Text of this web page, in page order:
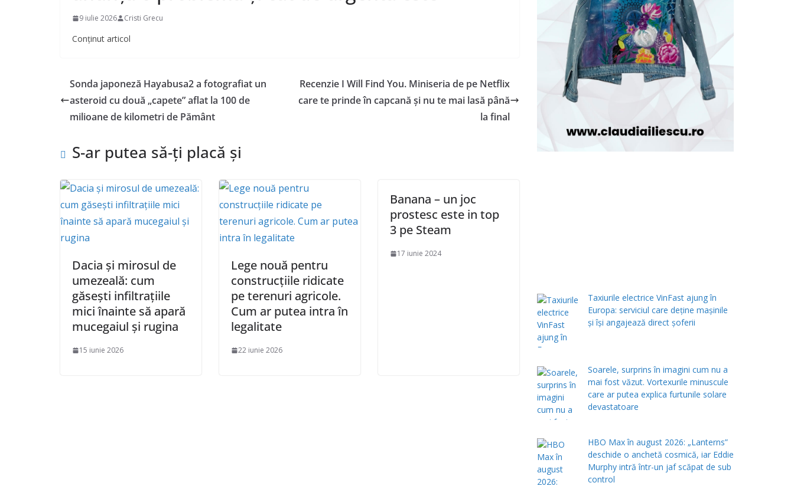
9 iulie 2026 Cristi Grecu
Conținut articol
Sonda japoneză Hayabusa2 a fotografiat un
asteroid cu două „capete” aflat la 100 de
milioane de kilometri de Pământ
Recenzie I Will Find You. Miniseria de pe Netflix
care te prinde în capcană și nu te mai lasă până
la final
S-ar putea să-ți placă și
Dacia și mirosul de
umezeală: cum
găsești infiltrațiile
mici înainte să apară
mucegaiul și rugina
15 iunie 2026
Lege nouă pentru
construcțiile ridicate
pe terenuri agricole.
Cum ar putea intra în
legalitate
22 iunie 2026
Banana – un joc
prostesc este in top
3 pe Steam
17 iunie 2024
Taxiurile electrice VinFast ajung în
Europa: serviciul care deține mașinile
și își angajează direct șoferii
Soarele, surprins în imagini cum nu a
mai fost văzut. Vortexurile minuscule
care ar putea explica furtunile solare
devastatoare
HBO Max în august 2026: „Lanterns”
deschide o anchetă cosmică, iar Eddie
Murphy intră într-un jaf scăpat de sub
control